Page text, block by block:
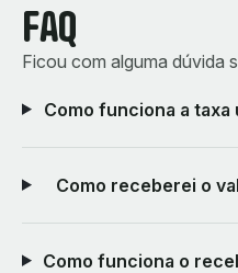
FAQ
Ficou com alguma dúvida
Como funciona a taxa
Como receberei o
Como funciona o